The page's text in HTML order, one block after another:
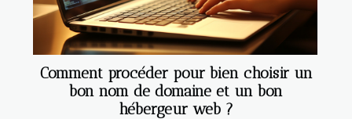
Comment procéder pour bien choisir un
bon nom de domaine et un bon
hébergeur web ?